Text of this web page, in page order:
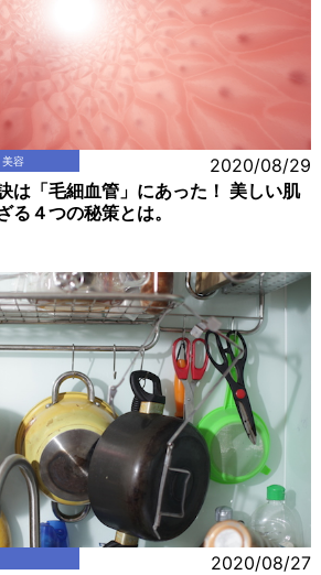
容 2020/08/29
は「毛細血管」にあった！ 美しい肌
る４つの秘策とは。
2020/08/27